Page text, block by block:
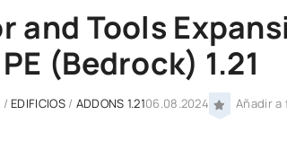
and Tools
(Bedrock) 1.21
/ EDIFICIOS/ ADDONS 1.2106.08.2024 Añadir